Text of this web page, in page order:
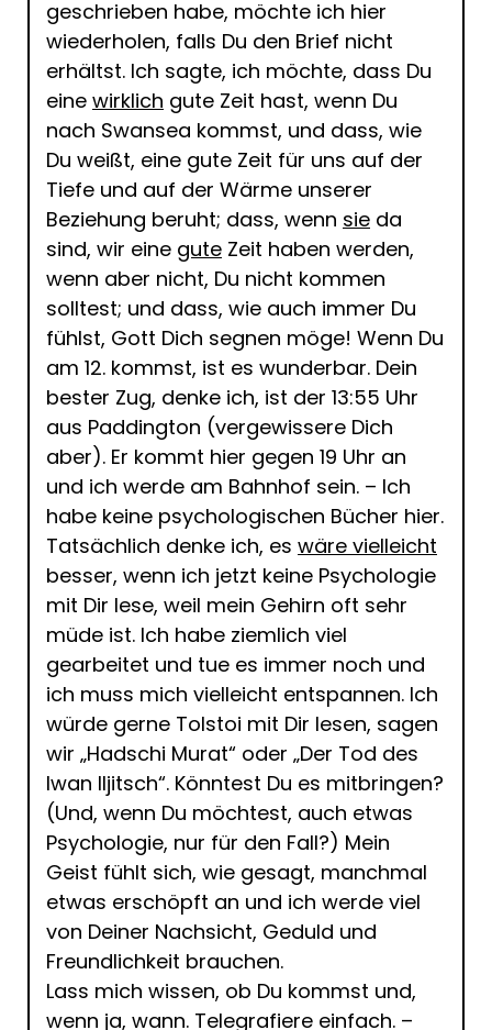
geschrieben habe, möchte ich hier
wiederholen, falls Du den Brief nicht
erhältst. Ich sagte, ich möchte, dass Du
eine wirklich gute Zeit hast, wenn Du
nach Swansea kommst, und dass, wie
Du weißt, eine gute Zeit für uns auf der
Tiefe und auf der Wärme unserer
Beziehung beruht; dass, wenn sie da
sind, wir eine gute Zeit haben werden,
wenn aber nicht, Du nicht kommen
solltest; und dass, wie auch immer Du
fühlst, Gott Dich segnen möge! Wenn Du
am 12. kommst, ist es wunderbar. Dein
bester Zug, denke ich, ist der 13:55 Uhr
aus Paddington (vergewissere Dich
aber). Er kommt hier gegen 19 Uhr an
und ich werde am Bahnhof sein. – Ich
habe keine psychologischen Bücher hier.
Tatsächlich denke ich, es wäre vielleicht
besser, wenn ich jetzt keine Psychologie
mit Dir lese, weil mein Gehirn oft sehr
müde ist. Ich habe ziemlich viel
gearbeitet und tue es immer noch und
ich muss mich vielleicht entspannen. Ich
würde gerne Tolstoi mit Dir lesen, sagen
wir „Hadschi Murat“ oder „Der Tod des
Iwan Iljitsch“. Könntest Du es mitbringen?
(Und, wenn Du möchtest, auch etwas
Psychologie, nur für den Fall?) Mein
Geist fühlt sich, wie gesagt, manchmal
etwas erschöpft an und ich werde viel
von Deiner Nachsicht, Geduld und
Freundlichkeit brauchen.
Lass mich wissen, ob Du kommst und,
wenn ja, wann. Telegrafiere einfach. –